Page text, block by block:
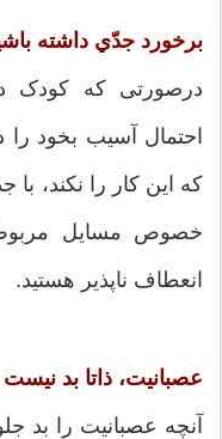
برخورد جدّي داشته
درصورتی که كودک
احتمال آسیب بخود را
كه این كار را نكند، با
خصوص مسایل
انعطاف ناپذیر هستید.
عصبانیت، ذاتا بد نیست
آنچه عصبانیت را بد